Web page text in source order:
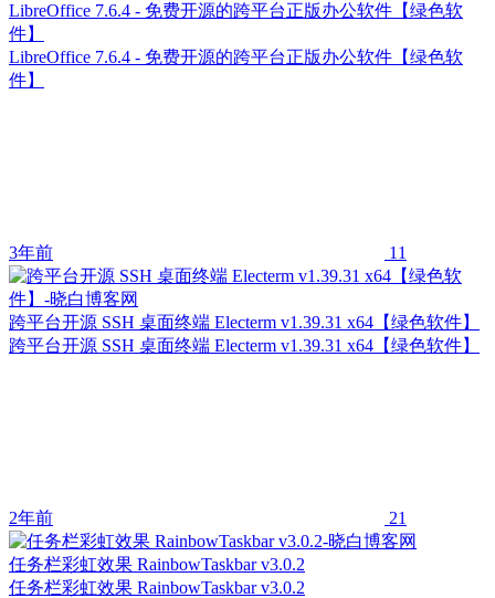
LibreOffice 7.6.4 - 免费开源的跨平台正版办公软件【绿色软
件】
LibreOffice 7.6.4 - 免费开源的跨平台正版办公软件【绿色软
件】
3年前 11
跨平台开源 SSH 桌面终端 Electerm v1.39.31 x64【绿色软件】
跨平台开源 SSH 桌面终端 Electerm v1.39.31 x64【绿色软件】
2年前 21
任务栏彩虹效果 RainbowTaskbar v3.0.2
任务栏彩虹效果 RainbowTaskbar v3.0.2